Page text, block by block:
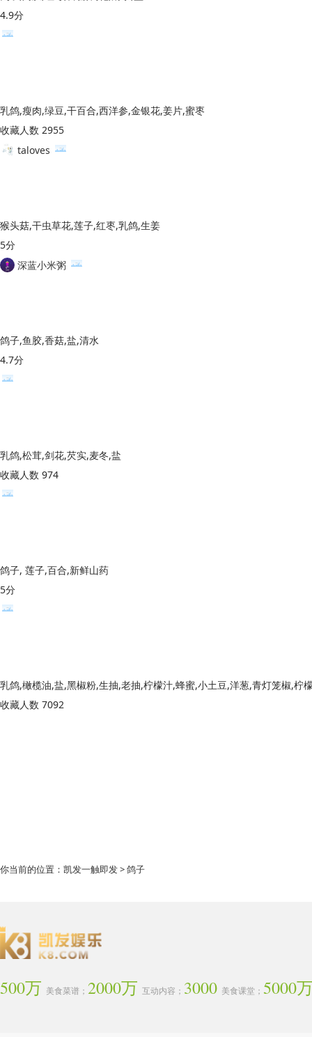
4.9分
乳鸽,瘦肉,绿豆,干百合,西洋参,金银花,姜片,蜜枣
收藏人数 2955
taloves
猴头菇,干虫草花,莲子,红枣,乳鸽,生姜
5分
深蓝小米粥
鸽子,鱼胶,香菇,盐,清水
4.7分
乳鸽,松茸,剑花,芡实,麦冬,盐
收藏人数 974
鸽子, 莲子,百合,新鲜山药
5分
乳鸽,橄榄油,盐,黑椒粉,生抽,老抽,柠檬汁,蜂蜜,小土豆,洋葱,青灯笼椒,柠
收藏人数 7092
你当前的位置： 凯发一触即发> 鸽子
500万 美食菜谱； 2000万 互动内容； 3000 美食课堂； 5000